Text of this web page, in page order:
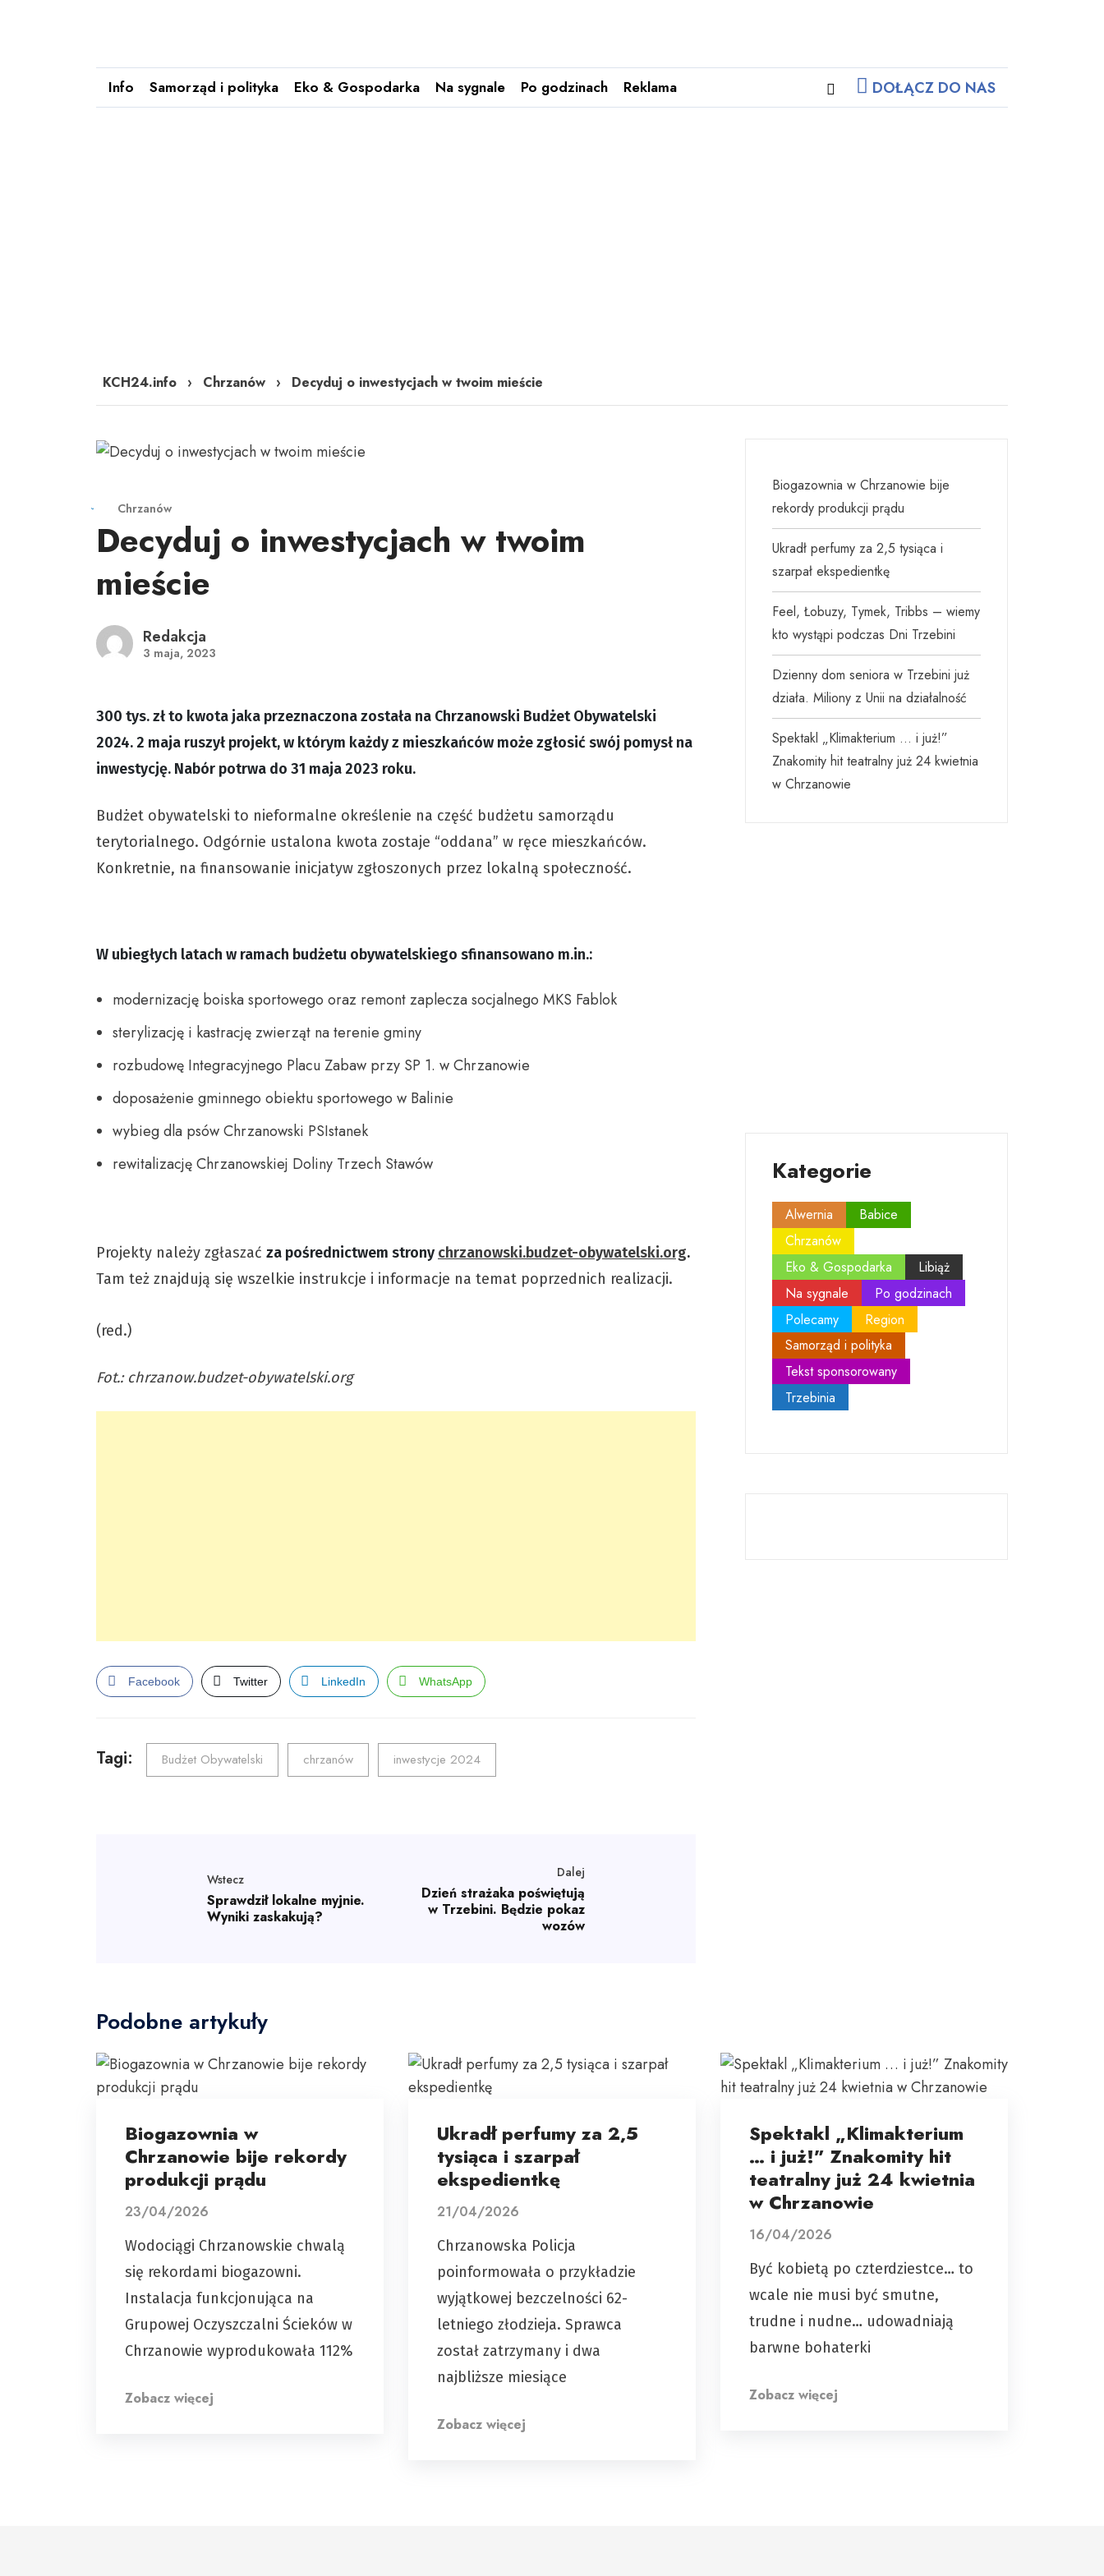
Info Samorząd i polityka Eko & Gospodarka Na sygnale Po godzinach Reklama DOŁĄCZ DO NAS
KCH24.info › Chrzanów › Decyduj o inwestycjach w twoim mieście
Chrzanów
Decyduj o inwestycjach w twoim
mieście
Redakcja
3 maja, 2023
300 tys. zł to kwota jaka przeznaczona została na Chrzanowski Budżet Obywatelski
2024. 2 maja ruszył projekt, w którym każdy z mieszkańców może zgłosić swój pomysł na
inwestycję. Nabór potrwa do 31 maja 2023 roku.
Budżet obywatelski to nieformalne określenie na część budżetu samorządu
terytorialnego. Odgórnie ustalona kwota zostaje “oddana” w ręce mieszkańców.
Konkretnie, na finansowanie inicjatyw zgłoszonych przez lokalną społeczność.
W ubiegłych latach w ramach budżetu obywatelskiego sfinansowano m.in.:
modernizację boiska sportowego oraz remont zaplecza socjalnego MKS Fablok
sterylizację i kastrację zwierząt na terenie gminy
rozbudowę Integracyjnego Placu Zabaw przy SP 1. w Chrzanowie
doposażenie gminnego obiektu sportowego w Balinie
wybieg dla psów Chrzanowski PSIstanek
rewitalizację Chrzanowskiej Doliny Trzech Stawów
Projekty należy zgłaszać za pośrednictwem strony chrzanowski.budzet-obywatelski.org.
Tam też znajdują się wszelkie instrukcje i informacje na temat poprzednich realizacji.
(red.)
Fot.: chrzanow.budzet-obywatelski.org
Facebook Twitter LinkedIn WhatsApp
Tagi: Budżet Obywatelski chrzanów inwestycje 2024
Wstecz
Sprawdził lokalne myjnie.
Wyniki zaskakują?
Dalej
Dzień strażaka poświętują
w Trzebini. Będzie pokaz
wozów
Biogazownia w Chrzanowie bije
rekordy produkcji prądu
Ukradł perfumy za 2,5 tysiąca i
szarpał ekspedientkę
Feel, Łobuzy, Tymek, Tribbs – wiemy
kto wystąpi podczas Dni Trzebini
Dzienny dom seniora w Trzebini już
działa. Miliony z Unii na działalność
Spektakl „Klimakterium … i już!”
Znakomity hit teatralny już 24 kwietnia
w Chrzanowie
Kategorie
Alwernia
Babice
Chrzanów
Eko & Gospodarka
Libiąż
Na sygnale
Po godzinach
Polecamy
Region
Samorząd i polityka
Tekst sponsorowany
Trzebinia
Podobne artykuły
Biogazownia w
Chrzanowie bije rekordy
produkcji prądu
23/04/2026
Wodociągi Chrzanowskie chwalą
się rekordami biogazowni.
Instalacja funkcjonująca na
Grupowej Oczyszczalni Ścieków w
Chrzanowie wyprodukowała 112%
Zobacz więcej
Ukradł perfumy za 2,5
tysiąca i szarpał
ekspedientkę
21/04/2026
Chrzanowska Policja
poinformowała o przykładzie
wyjątkowej bezczelności 62-
letniego złodzieja. Sprawca
został zatrzymany i dwa
najbliższe miesiące
Zobacz więcej
Spektakl „Klimakterium
… i już!” Znakomity hit
teatralny już 24 kwietnia
w Chrzanowie
16/04/2026
Być kobietą po czterdziestce… to
wcale nie musi być smutne,
trudne i nudne… udowadniają
barwne bohaterki
Zobacz więcej